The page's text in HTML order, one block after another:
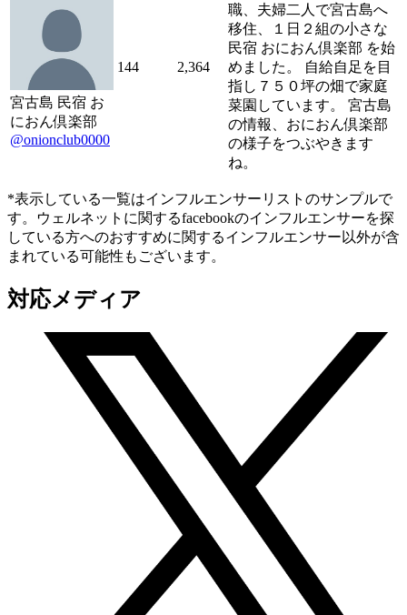
宮古島 民宿 お
におん倶楽部
@onionclub0000
144 2,364
職、夫婦二人で宮古島へ
移住、１日２組の小さな
民宿 おにおん倶楽部 を始
めました。 自給自足を目
指し７５０坪の畑で家庭
菜園しています。 宮古島
の情報、おにおん倶楽部
の様子をつぶやきます
ね。
*表示している一覧はインフルエンサーリストのサンプルで
す。ウェルネットに関するfacebookのインフルエンサーを探
している方へのおすすめに関するインフルエンサー以外が含
まれている可能性もございます。
対応メディア